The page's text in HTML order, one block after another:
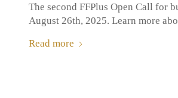
The second FFPlus Open Call for
August 26th, 2025. Learn more
Read more